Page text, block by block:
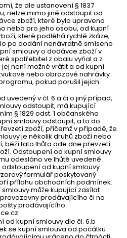
že dle ustanovení § 1837
nelze mimo jiné odstoupit od
zboží, které bylo upraveno
nebo pro jeho osobu, od kupní
které podléhá rychlé zkáze,
po dodání nenávratně smíseno
smlouvy o dodávce zboží v
spotřebitel z obalu vyňal a z
není možné vrátit a od kupní
nebo obrazové nahrávky
pokud porušil jejich
uvedený v čl. 6.a či o jiný případ,
odstoupit, má kupující
§ 1829 odst. 1 občanského
smlouvy odstoupit, a to do
zboží, přičemž v případě, že
je několik druhů zboží nebo
běží tato lhůta ode dne převzetí
Odstoupení od kupní smlouvy
odesláno ve lhůtě uvedené
od kupní smlouvy
formulář poskytovaný
přílohu obchodních podmínek.
může kupující zasílat
prodávajícího či na
prodávajícího
od kupní smlouvy dle čl. 6.b
se kupní smlouva od počátku